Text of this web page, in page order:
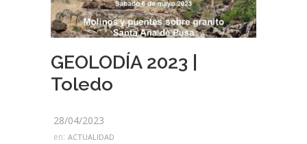
GEOLODÍA 2023 |
Toledo
28/04/2023
en: ACTUALIDAD